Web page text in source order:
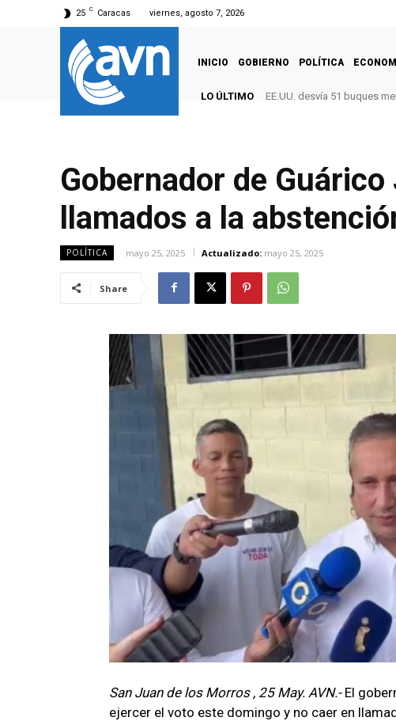
25 C Caracas viernes, agosto 7, 2026
INICIO GOBIERNO POLÍTICA
LO ÚLTIMO EE.UU. desvía 51 buques
Gobernador de
llamados a la
POLÍTICA mayo 25, 2025 Actualizado: mayo 25, 2025
Share
San Juan de los Morros , 25 May. AVN.- El
ejercer el voto este domingo y no caer en